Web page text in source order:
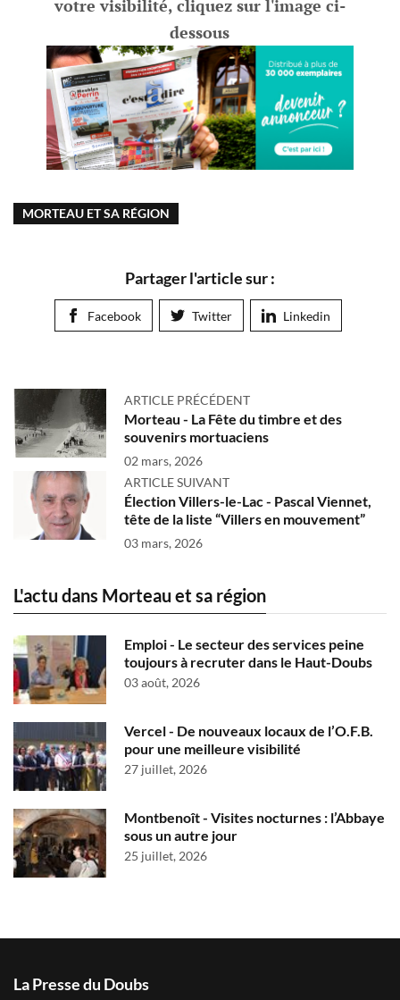
votre visibilité, cliquez sur l'image ci-
dessous
MORTEAU ET SA RÉGION
Partager l'article sur :
Facebook Twitter Linkedin
ARTICLE PRÉCÉDENT
Morteau - La Fête du timbre et des
souvenirs mortuaciens
02 mars, 2026
ARTICLE SUIVANT
Élection Villers-le-Lac - Pascal Viennet,
tête de la liste “Villers en mouvement”
03 mars, 2026
L'actu dans Morteau et sa région
Emploi - Le secteur des services peine
toujours à recruter dans le Haut-Doubs
03 août, 2026
Vercel - De nouveaux locaux de l’O.F.B.
pour une meilleure visibilité
27 juillet, 2026
Montbenoît - Visites nocturnes : l’Abbaye
sous un autre jour
25 juillet, 2026
La Presse du Doubs